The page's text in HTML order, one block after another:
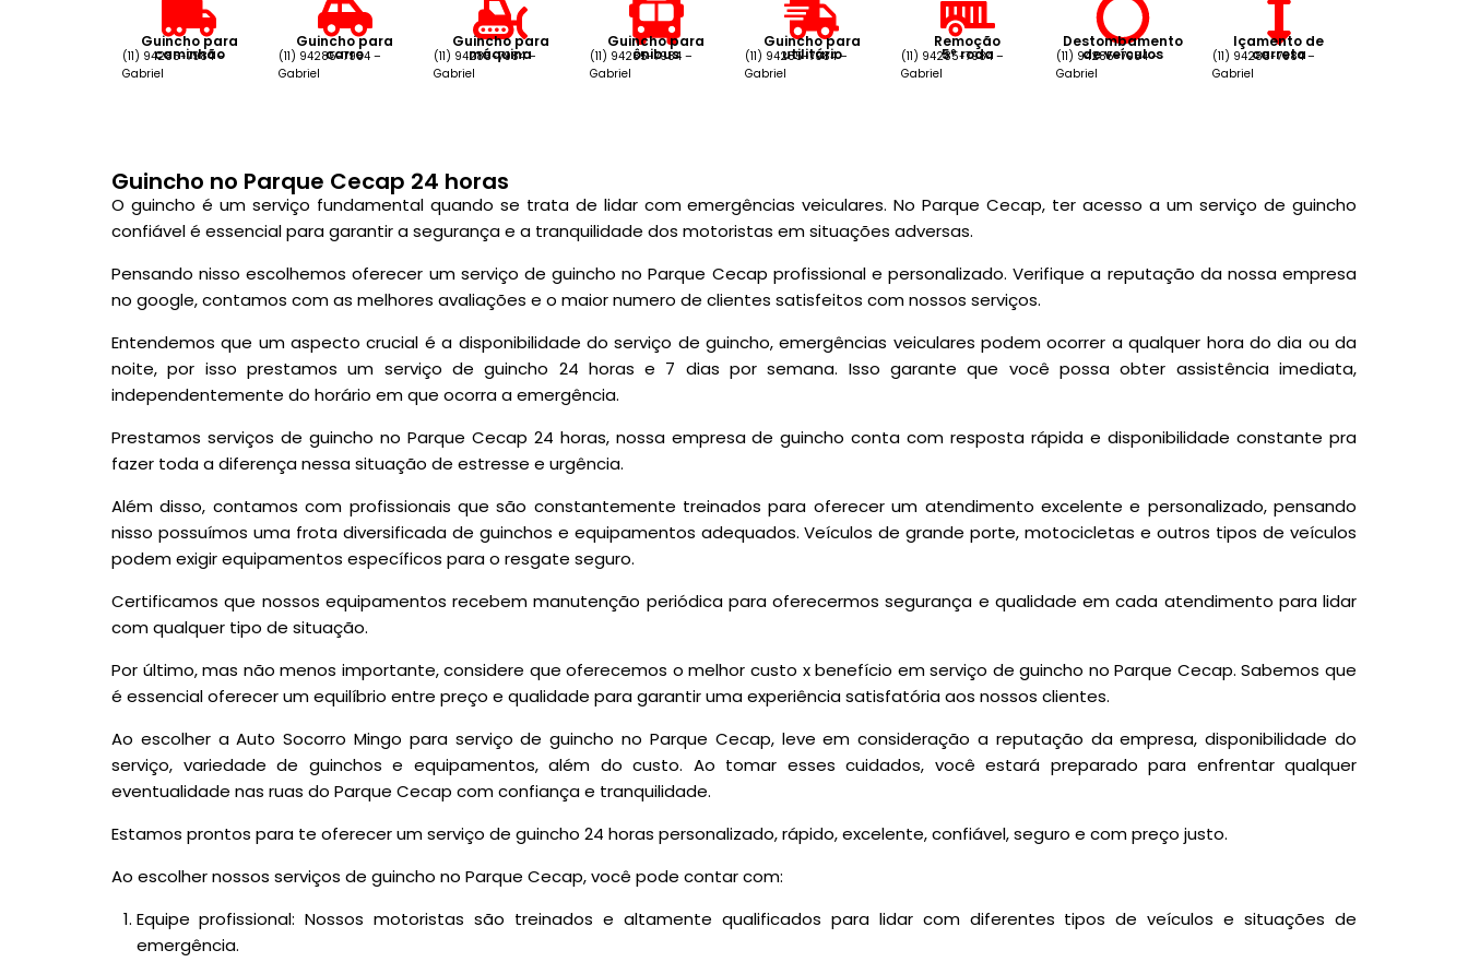
Guincho para
caminhão
(11) 94285-7984 –
Gabriel
Guincho para
carro
(11) 94285-7984 –
Gabriel
Guincho para
máquina
(11) 94285-7984 –
Gabriel
Guincho para
ônibus
(11) 94285-7984 –
Gabriel
Guincho para
utilitário
(11) 94285-7984 –
Gabriel
Remoção
5º roda
(11) 94285-7984 –
Gabriel
Destombamento
de veículos
(11) 94285-7984 –
Gabriel
Içamento de
carreta
(11) 94285-7984 –
Gabriel
Guincho no Parque Cecap 24 horas
O guincho é um serviço fundamental quando se trata de lidar com emergências veiculares. No Parque Cecap, ter acesso a um serviço de guincho
confiável é essencial para garantir a segurança e a tranquilidade dos motoristas em situações adversas.
Pensando nisso escolhemos oferecer um serviço de guincho no Parque Cecap profissional e personalizado. Verifique a reputação da nossa empresa
no google, contamos com as melhores avaliações e o maior numero de clientes satisfeitos com nossos serviços.
Entendemos que um aspecto crucial é a disponibilidade do serviço de guincho, emergências veiculares podem ocorrer a qualquer hora do dia ou da
noite, por isso prestamos um serviço de guincho 24 horas e 7 dias por semana. Isso garante que você possa obter assistência imediata,
independentemente do horário em que ocorra a emergência.
Prestamos serviços de guincho no Parque Cecap 24 horas, nossa empresa de guincho conta com resposta rápida e disponibilidade constante pra
fazer toda a diferença nessa situação de estresse e urgência.
Além disso, contamos com profissionais que são constantemente treinados para oferecer um atendimento excelente e personalizado, pensando
nisso possuímos uma frota diversificada de guinchos e equipamentos adequados. Veículos de grande porte, motocicletas e outros tipos de veículos
podem exigir equipamentos específicos para o resgate seguro.
Certificamos que nossos equipamentos recebem manutenção periódica para oferecermos segurança e qualidade em cada atendimento para lidar
com qualquer tipo de situação.
Por último, mas não menos importante, considere que oferecemos o melhor custo x benefício em serviço de guincho no Parque Cecap. Sabemos que
é essencial oferecer um equilíbrio entre preço e qualidade para garantir uma experiência satisfatória aos nossos clientes.
Ao escolher a Auto Socorro Mingo para serviço de guincho no Parque Cecap, leve em consideração a reputação da empresa, disponibilidade do
serviço, variedade de guinchos e equipamentos, além do custo. Ao tomar esses cuidados, você estará preparado para enfrentar qualquer
eventualidade nas ruas do Parque Cecap com confiança e tranquilidade.
Estamos prontos para te oferecer um serviço de guincho 24 horas personalizado, rápido, excelente, confiável, seguro e com preço justo.
Ao escolher nossos serviços de guincho no Parque Cecap, você pode contar com:
Equipe profissional: Nossos motoristas são treinados e altamente qualificados para lidar com diferentes tipos de veículos e situações de
emergência.